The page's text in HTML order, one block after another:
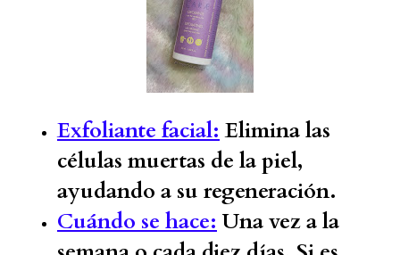
Exfoliante facial: Elimina las
células muertas de la piel,
ayudando a su regeneración.
Cuándo se hace: Una vez a la